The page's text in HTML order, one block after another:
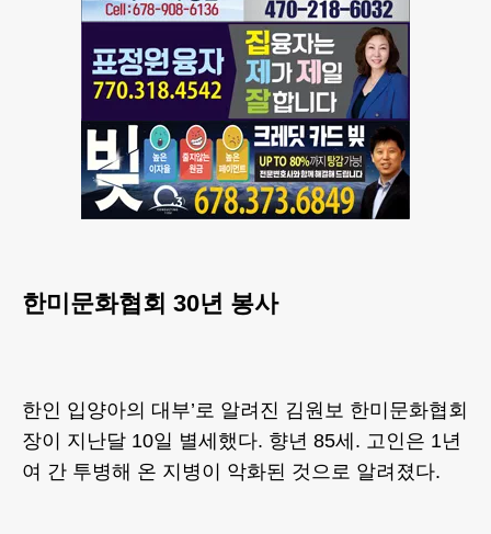
한미문화협회 30년 봉사
한인 입양아의 대부’로 알려진 김원보 한미문화협회
장이 지난달 10일 별세했다. 향년 85세. 고인은 1년
여 간 투병해 온 지병이 악화된 것으로 알려졌다.